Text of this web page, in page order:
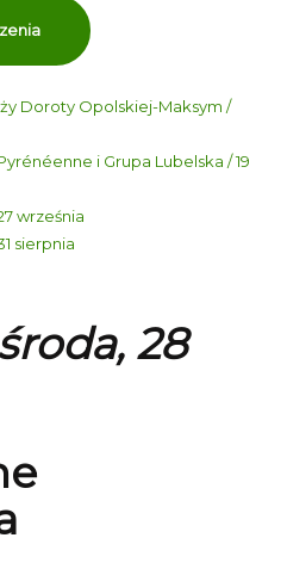
Doroty Opolskiej-Maksym /
i Grupa Lubelska / 19
września
sierpnia
28